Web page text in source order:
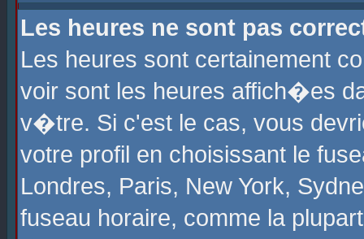
Les heures ne sont pas
Les heures sont certainement
voir sont les heures affich�es
v�tre. Si c'est le cas, vous
votre profil en choisissant le
Londres, Paris, New York,
fuseau horaire, comme la